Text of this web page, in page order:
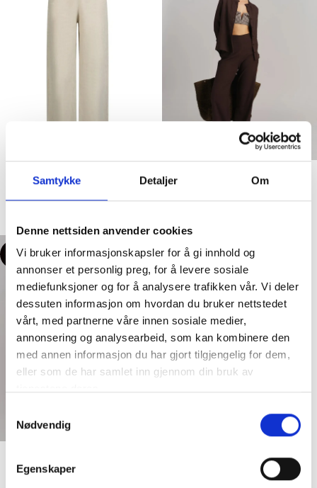
Samtykke Detaljer Om
Denne nettsiden anvender cookies
Vi bruker informasjonskapsler for å gi innhold og
annonser et personlig preg, for å levere sosiale
mediefunksjoner og for å analysere trafikken vår. Vi deler
dessuten informasjon om hvordan du bruker nettstedet
vårt, med partnerne våre innen sosiale medier,
annonsering og analysearbeid, som kan kombinere den
med annen informasjon du har gjort tilgjengelig for dem,
eller som de har samlet inn gjennom din bruk av
Nødvendig
Egenskaper
Beige Mel
Bukse – Dark Brown
-50%
Bukse – Red
-70%
Five units – ClaraFV – Bukse –